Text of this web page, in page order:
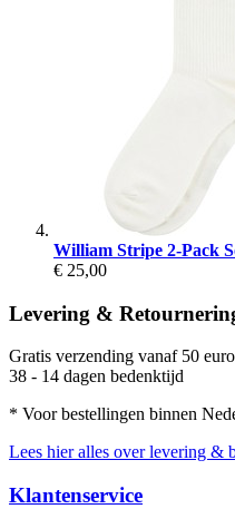
William Stripe 2-Pack
€ 25,00
Levering &
Gratis verzending vanaf 50
38 - 14 dagen bedenktijd
* Voor bestellingen binnen
Lees hier alles over levering &
Klantenservice